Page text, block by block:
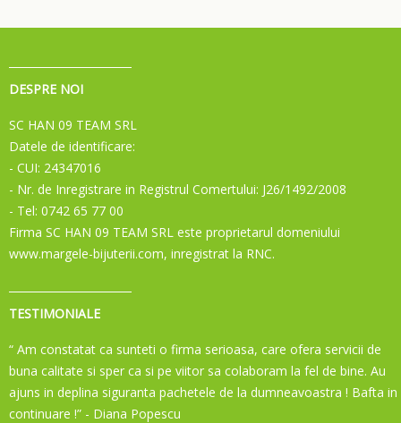
DESPRE NOI
SC HAN 09 TEAM SRL
Datele de identificare:
- CUI: 24347016
- Nr. de Inregistrare in Registrul Comertului: J26/1492/2008
- Tel: 0742 65 77 00
Firma SC HAN 09 TEAM SRL este proprietarul domeniului
www.margele-bijuterii.com, inregistrat la RNC.
TESTIMONIALE
“ Am constatat ca sunteti o firma serioasa, care ofera servicii de
buna calitate si sper ca si pe viitor sa colaboram la fel de bine. Au
ajuns in deplina siguranta pachetele de la dumneavoastra ! Bafta in
continuare !” - Diana Popescu